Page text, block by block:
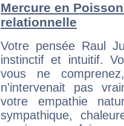
Mercure en
relationnelle
Votre pensée Raul
instinctif et intuitif.
vous ne
n'intervenait pas
votre empathie
sympathique,